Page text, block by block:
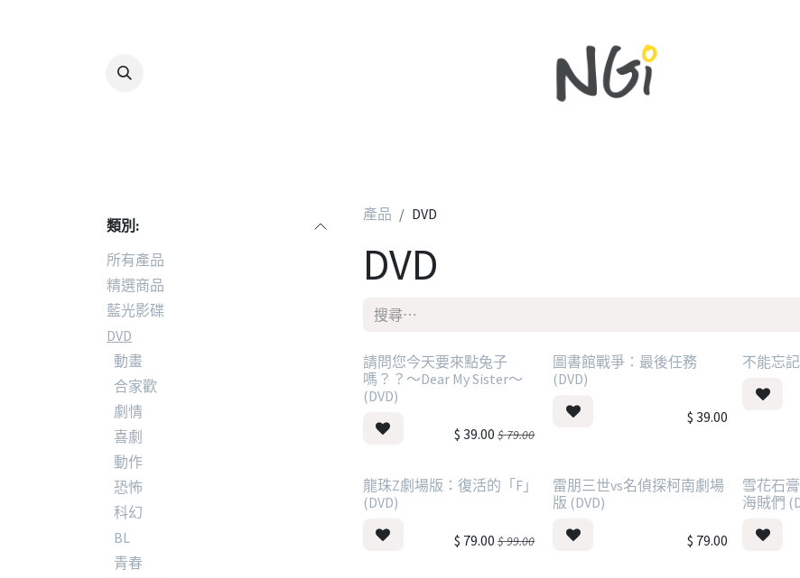
類別:
所有產品
精選商品
藍光影碟
DVD
動畫
合家歡
劇情
喜劇
動作
恐怖
科幻
BL
青春
產品 DVD
DVD
請問您今天要來點兔子
嗎？？～Dear My Sister～
(DVD)
$39.00 $79.00
圖書館戰爭：最後任務
(DVD)
$39.00
不能忘
優惠
龍珠Z劇場版：復活的「F」
(DVD)
$ 79.00 $99.00
雷朋三世vs名偵探柯南劇場
版 (DVD)
$ 79.00
雪花石
海賊們